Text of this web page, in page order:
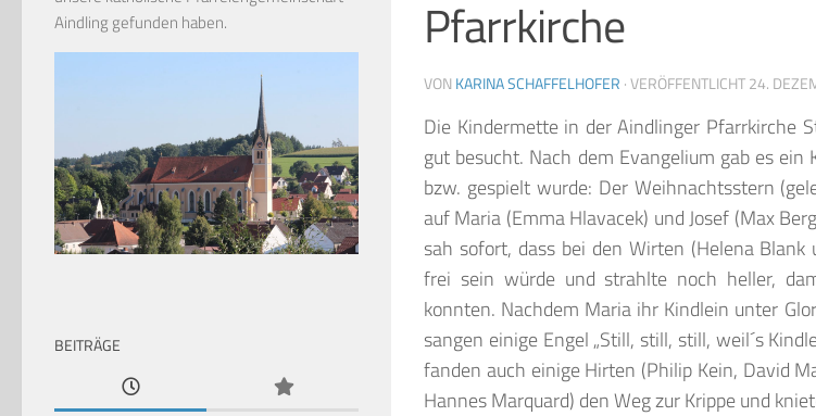
Pfarrkirche
VONKARINA SCHAFFELHOFER · VERÖFFENTLICHT24.
Die Kindermette in der Aindlinger Pfarrkirche
gut besucht. Nach dem Evangelium gab es
bzw. gespielt wurde: Der Weihnachtsstern
auf Maria (Emma Hlavacek) und Josef (Max
sah sofort, dass bei den Wirten (Helena
frei sein würde und strahlte noch heller,
konnten. Nachdem Maria ihr Kindlein unter
sangen einige Engel „Still, still, still, weil´s
fanden auch einige Hirten (Philip Kein, David
Hannes Marquard) den Weg zur Krippe und
Aindling gefunden haben.
BEITRÄGE